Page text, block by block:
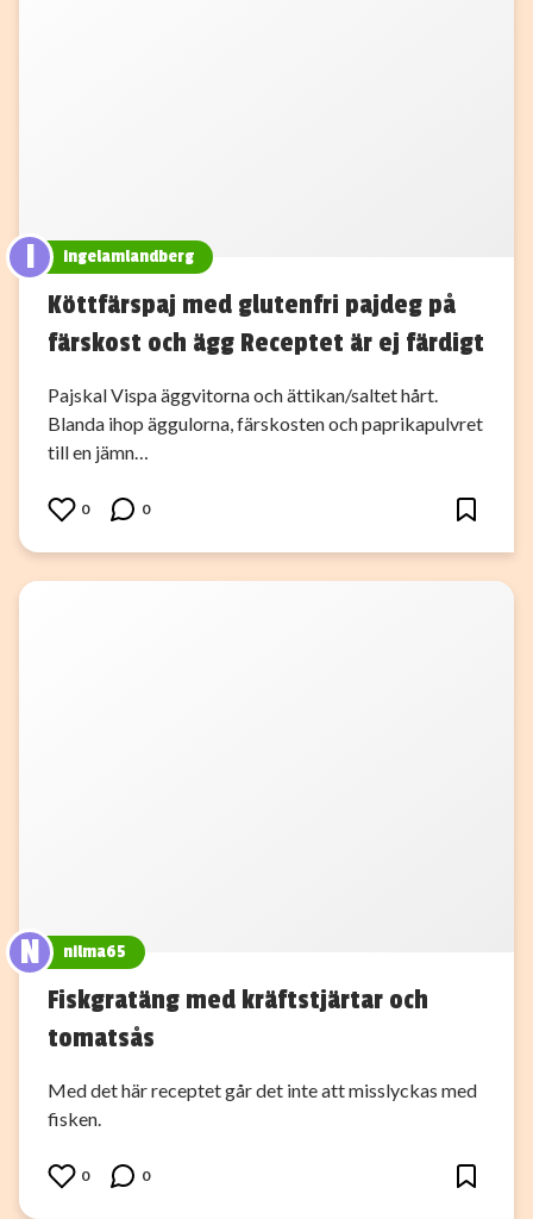
I ingelamlandberg
Köttfärspaj med glutenfri pajdeg på
färskost och ägg Receptet är ej färdigt
Pajskal Vispa äggvitorna och ättikan/saltet hårt.
Blanda ihop äggulorna, färskosten och paprikapulvret
till en jämn…
0 0
N nilma65
Fiskgratäng med kräftstjärtar och
tomatsås
Med det här receptet går det inte att misslyckas med
fisken.
0 0